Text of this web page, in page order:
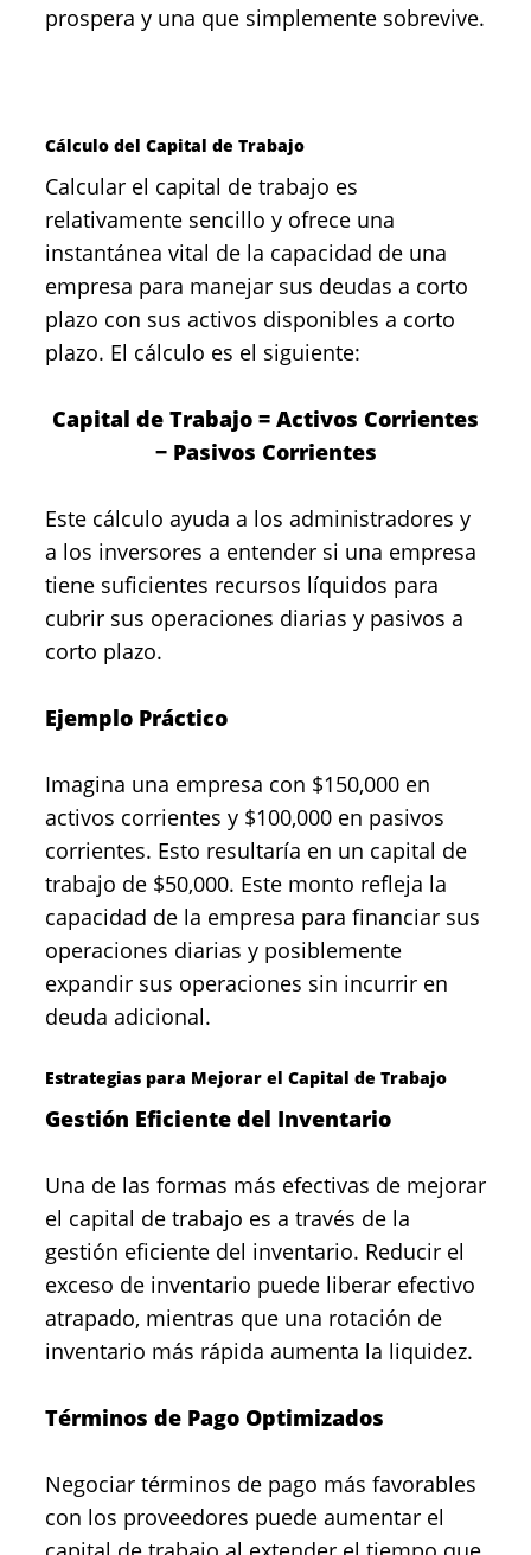
prospera y una que simplemente sobrevive.
Cálculo del Capital de Trabajo
Calcular el capital de trabajo es
relativamente sencillo y ofrece una
instantánea vital de la capacidad de una
empresa para manejar sus deudas a corto
plazo con sus activos disponibles a corto
plazo. El cálculo es el siguiente:
Capital de Trabajo = Activos Corrientes
− Pasivos Corrientes
Este cálculo ayuda a los administradores y
a los inversores a entender si una empresa
tiene suficientes recursos líquidos para
cubrir sus operaciones diarias y pasivos a
corto plazo.
Ejemplo Práctico
Imagina una empresa con $150,000 en
activos corrientes y $100,000 en pasivos
corrientes. Esto resultaría en un capital de
trabajo de $50,000. Este monto refleja la
capacidad de la empresa para financiar sus
operaciones diarias y posiblemente
expandir sus operaciones sin incurrir en
deuda adicional.
Estrategias para Mejorar el Capital de Trabajo
Gestión Eficiente del Inventario
Una de las formas más efectivas de mejorar
el capital de trabajo es a través de la
gestión eficiente del inventario. Reducir el
exceso de inventario puede liberar efectivo
atrapado, mientras que una rotación de
inventario más rápida aumenta la liquidez.
Términos de Pago Optimizados
Negociar términos de pago más favorables
con los proveedores puede aumentar el